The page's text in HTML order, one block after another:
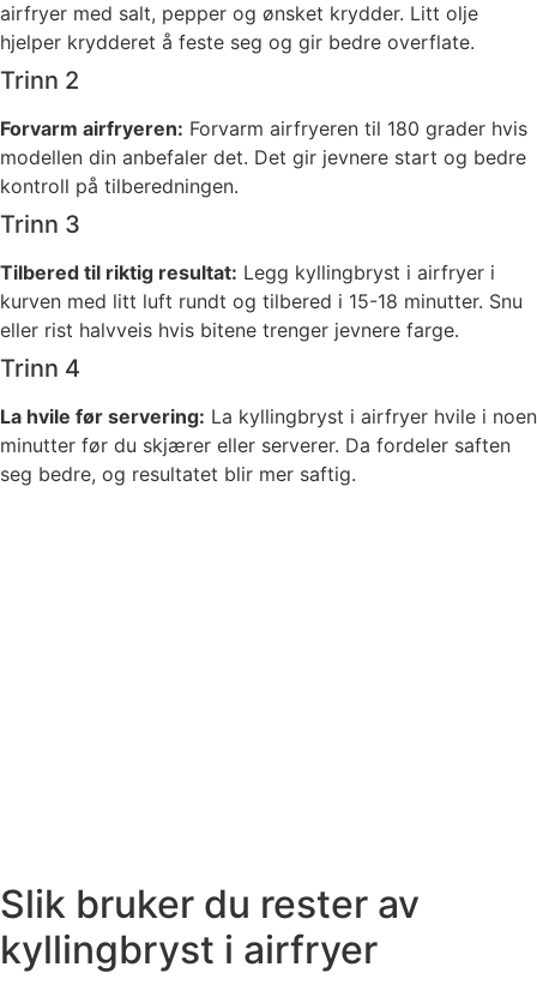
airfryer med salt, pepper og ønsket krydder. Litt olje
hjelper krydderet å feste seg og gir bedre overflate.
Trinn 2
Forvarm airfryeren: Forvarm airfryeren til 180 grader hvis
modellen din anbefaler det. Det gir jevnere start og bedre
kontroll på tilberedningen.
Trinn 3
Tilbered til riktig resultat: Legg kyllingbryst i airfryer i
kurven med litt luft rundt og tilbered i 15-18 minutter. Snu
eller rist halvveis hvis bitene trenger jevnere farge.
Trinn 4
La hvile før servering: La kyllingbryst i airfryer hvile i noen
minutter før du skjærer eller serverer. Da fordeler saften
seg bedre, og resultatet blir mer saftig.
Slik bruker du rester av
kyllingbryst i airfryer